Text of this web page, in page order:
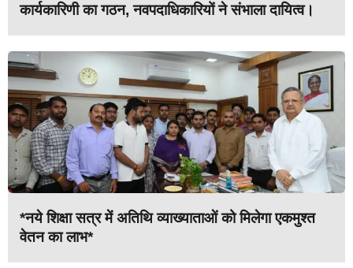
कार्यकारिणी का गठन, नवपदाधिकारियों ने संभाला दायित्व।
*नये शिक्षा सत्र में अतिथि व्याख्याताओं को मिलेगा एकमुश्त
वेतन का लाभ*